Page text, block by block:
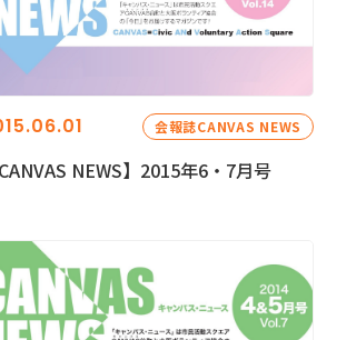
会報誌CANVAS NEWS
CANVAS NEWS】2015年6・7月号